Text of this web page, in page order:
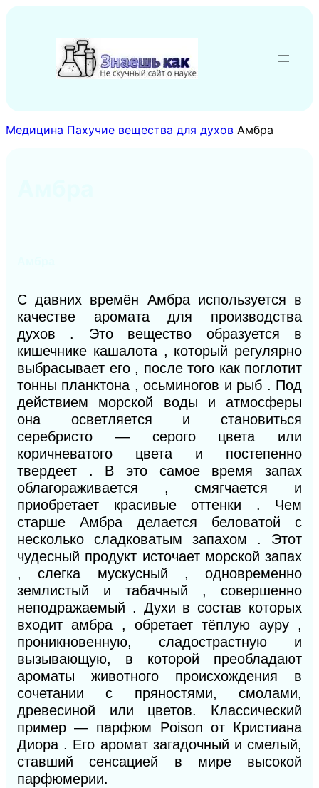
содержимому
Медицина Пахучие вещества для духов Амбра
С давних времён Амбра используется в
качестве аромата для производства
духов . Это вещество образуется в
кишечнике кашалота , который регулярно
выбрасывает его , после того как поглотит
тонны планктона , осьминогов и рыб . Под
действием морской воды и атмосферы
она осветляется и становиться
серебристо — серого цвета или
коричневатого цвета и постепенно
твердеет . В это самое время запах
облагораживается , смягчается и
приобретает красивые оттенки . Чем
старше Амбра делается беловатой с
несколько сладковатым запахом . Этот
чудесный продукт источает морской запах
, слегка мускусный , одновременно
землистый и табачный , совершенно
неподражаемый . Духи в состав которых
входит амбра , обретает тёплую ауру ,
проникновенную, сладострастную и
вызывающую, в которой преобладают
ароматы животного происхождения в
сочетании с пряностями, смолами,
древесиной или цветов. Классический
пример — парфюм Poison от Кристиана
Диора . Его аромат загадочный и смелый,
ставший сенсацией в мире высокой
парфюмерии.